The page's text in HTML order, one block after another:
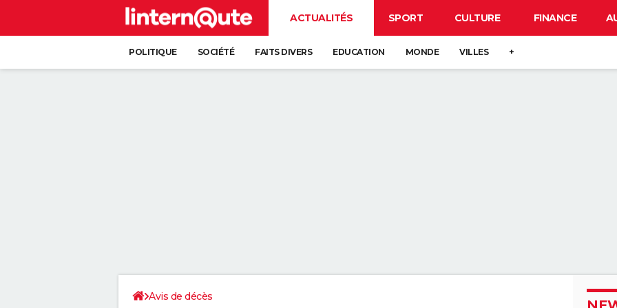
ACTUALITÉS SPORT CULTURE FINANCE
POLITIQUE SOCIÉTÉ FAITS DIVERS EDUCATION MONDE VILLES +
Avis de décès